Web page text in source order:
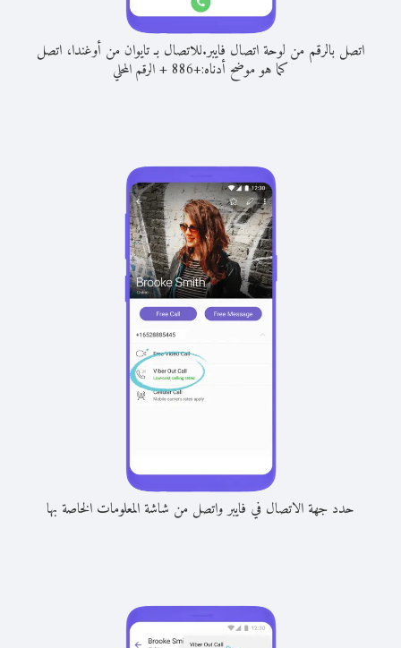
اتصل بالرقم من لوحة اتصال فايبر.للاتصال بـ تايوان من أوغندا، اتصل
كما هو موضح أدناه:+
886
+الرقم المحلي
حدد جهة الاتصال في فايبر واتصل من شاشة المعلومات الخاصة بها